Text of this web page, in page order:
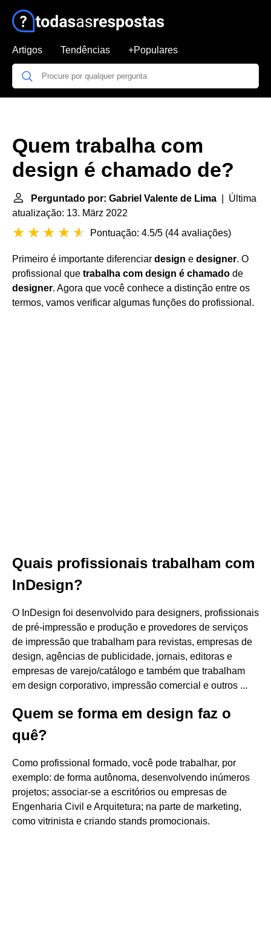
Artigos Tendências +Populares
Quem trabalha com
design é chamado de?
Perguntado por: Gabriel Valente de Lima | Última
atualização: 13. März 2022
Pontuação: 4.5/5 (44 avaliações)
Primeiro é importante diferenciar design e designer. O
profissional que trabalha com design é chamado de
designer. Agora que você conhece a distinção entre os
termos, vamos verificar algumas funções do profissional.
Quais profissionais trabalham com
InDesign?
O InDesign foi desenvolvido para designers, profissionais
de pré-impressão e produção e provedores de serviços
de impressão que trabalham para revistas, empresas de
design, agências de publicidade, jornais, editoras e
empresas de varejo/catálogo e também que trabalham
em design corporativo, impressão comercial e outros ...
Quem se forma em design faz o
quê?
Como profissional formado, você pode trabalhar, por
exemplo: de forma autônoma, desenvolvendo inúmeros
projetos; associar-se a escritórios ou empresas de
Engenharia Civil e Arquitetura; na parte de marketing,
como vitrinista e criando stands promocionais.